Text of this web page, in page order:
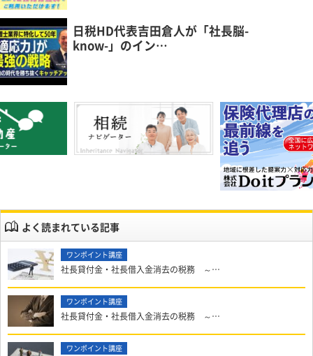
日税HD代表吉田倉人が「社長脳-
know-」のイン…
よく読まれている記事
社長貸付金・社長借入金消去の税務 ～…
社長貸付金・社長借入金消去の税務 ～…